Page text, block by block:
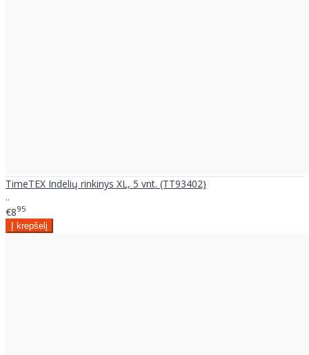
TimeTEX Indelių rinkinys XL, 5 vnt. (TT93402)
..
€895